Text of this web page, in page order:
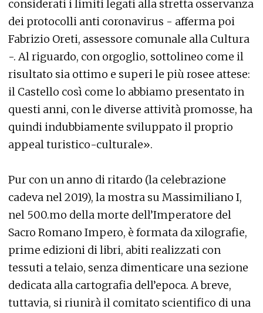
considerati i limiti legati alla stretta osservanza
dei protocolli anti coronavirus - afferma poi
Fabrizio Oreti, assessore comunale alla Cultura
-. Al riguardo, con orgoglio, sottolineo come il
risultato sia ottimo e superi le più rosee attese:
il Castello così come lo abbiamo presentato in
questi anni, con le diverse attività promosse, ha
quindi indubbiamente sviluppato il proprio
appeal turistico-culturale».
Pur con un anno di ritardo (la celebrazione
cadeva nel 2019), la mostra su Massimiliano I,
nel 500.mo della morte dell’Imperatore del
Sacro Romano Impero, è formata da xilografie,
prime edizioni di libri, abiti realizzati con
tessuti a telaio, senza dimenticare una sezione
dedicata alla cartografia dell’epoca. A breve,
tuttavia, si riunirà il comitato scientifico di una